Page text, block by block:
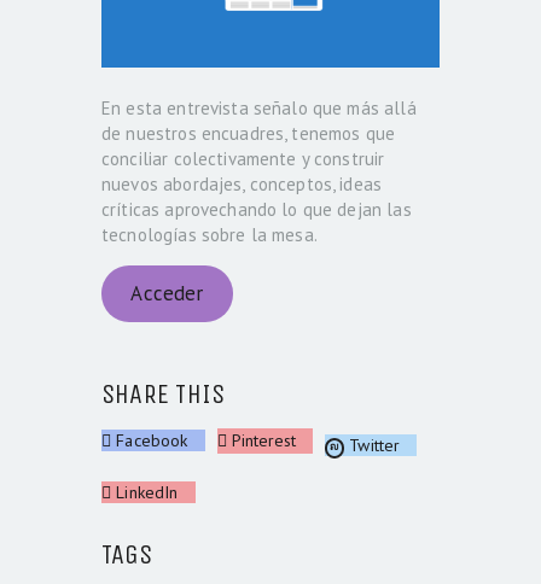
En esta entrevista señalo que más allá
de nuestros encuadres, tenemos que
conciliar colectivamente y construir
nuevos abordajes, conceptos, ideas
críticas aprovechando lo que dejan las
tecnologías sobre la mesa.
Acceder
SHARE THIS
Facebook Pinterest Twitter
LinkedIn
TAGS